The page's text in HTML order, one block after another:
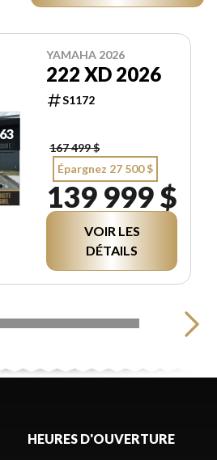
63
YAMAHA 2026
222 XD 2026
S1172
167 499 $
Épargnez 27 500 $
139 999 $
VOIR LES
DÉTAILS
HEURES D'OUVERTURE